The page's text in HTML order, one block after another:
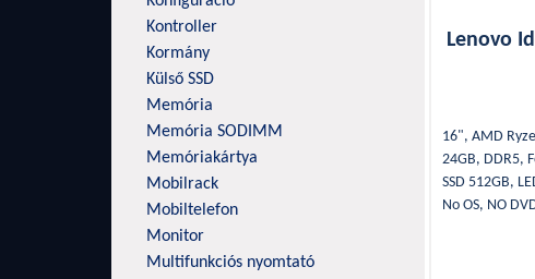
Kontroller
Kormány
Külső SSD
Memória
Memória SODIMM
Memóriakártya
Mobilrack
Mobiltelefon
Monitor
Multifunkciós nyomtató
Lenovo
16", AMD
24GB, DDR5,
SSD 512GB,
No OS, NO
3.2, 1xUSB